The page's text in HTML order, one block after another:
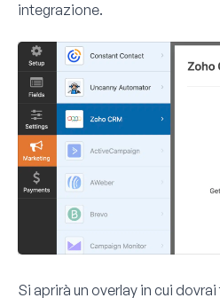
integrazione.
Si aprirà un overlay in cui